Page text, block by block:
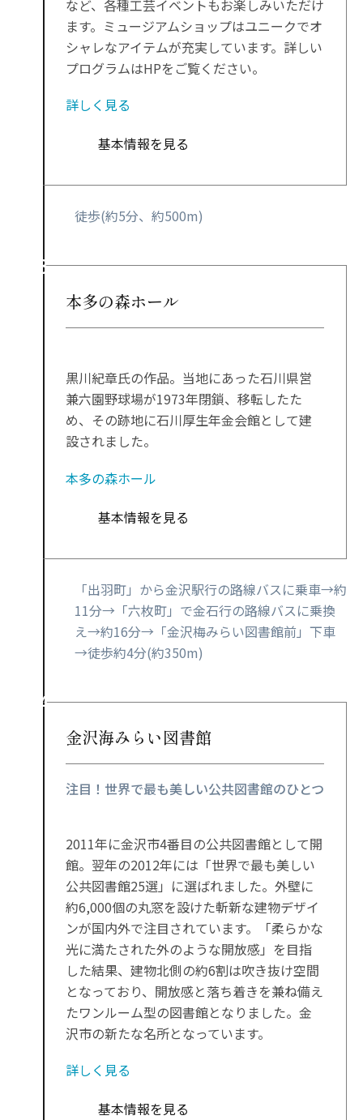
など、各種工芸イベントもお楽しみいただけ
ます。ミュージアムショップはユニークでオ
シャレなアイテムが充実しています。詳しい
プログラムはHPをご覧ください。
詳しく見る
基本情報を見る
徒歩(約5分、約500m)
本多の森ホール
黒川紀章氏の作品。当地にあった石川県営
兼六園野球場が1973年閉鎖、移転したた
め、その跡地に石川厚生年金会館として建
設されました。
本多の森ホール
基本情報を見る
「出羽町」から金沢駅行の路線バスに乗車→約
11分→「六枚町」で金石行の路線バスに乗換
え→約16分→「金沢梅みらい図書館前」下車
→徒歩約4分(約350m)
金沢海みらい図書館
注目！世界で最も美しい公共図書館のひとつ
2011年に金沢市4番目の公共図書館として開
館。翌年の2012年には「世界で最も美しい
公共図書館25選」に選ばれました。外壁に
約6,000個の丸窓を設けた斬新な建物デザイ
ンが国内外で注目されています。「柔らかな
光に満たされた外のような開放感」を目指
した結果、建物北側の約6割は吹き抜け空間
となっており、開放感と落ち着きを兼ね備え
たワンルーム型の図書館となりました。金
沢市の新たな名所となっています。
詳しく見る
基本情報を見る